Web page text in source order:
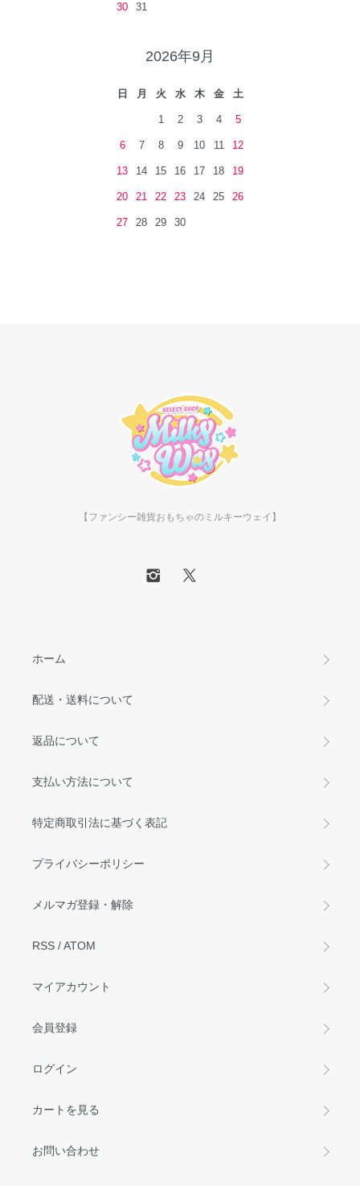
30 31
2026年9月
日 月 火 水 木 金 土
1 2 3 4 5
6 7 8 9 10 11 12
13 14 15 16 17 18 19
20 21 22 23 24 25 26
27 28 29 30
【ファンシー雑貨おもちゃのミルキーウェイ】
ホーム
配送・送料について
返品について
支払い方法について
特定商取引法に基づく表記
プライバシーポリシー
メルマガ登録・解除
RSS /ATOM
マイアカウント
会員登録
ログイン
カートを見る
お問い合わせ